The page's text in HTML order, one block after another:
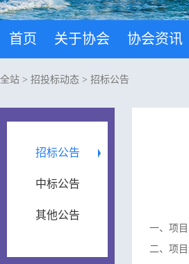
首页 关于协会 协会资讯
全站 > 招投标动态 > 招标公告
招标公告
中标公告
其他公告
一、项
二、项